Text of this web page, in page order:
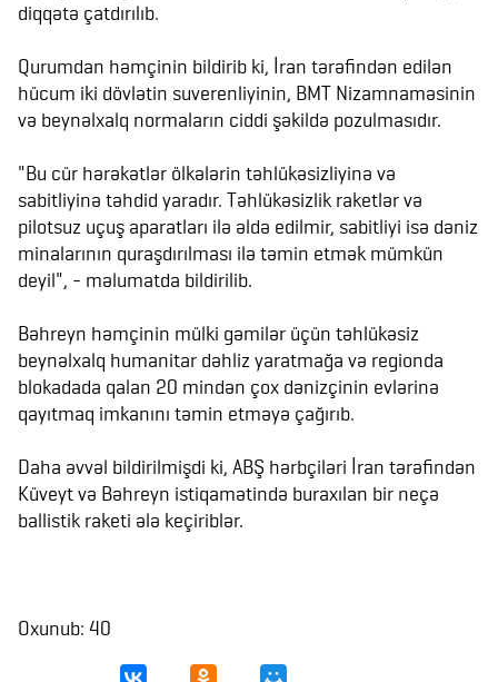
diqqətə çatdırılıb.
Qurumdan həmçinin bildirib ki, İran tərəfindən edilən
hücum iki dövlətin suverenliyinin, BMT Nizamnaməsinin
və beynəlxalq normaların ciddi şəkildə pozulmasıdır.
"Bu cür hərəkətlər ölkələrin təhlükəsizliyinə və
sabitliyinə təhdid yaradır. Təhlükəsizlik raketlər və
pilotsuz uçuş aparatları ilə əldə edilmir, sabitliyi isə dəniz
minalarının quraşdırılması ilə təmin etmək mümkün
deyil", - məlumatda bildirilib.
Bəhreyn həmçinin mülki gəmilər üçün təhlükəsiz
beynəlxalq humanitar dəhliz yaratmağa və regionda
blokadada qalan 20 mindən çox dənizçinin evlərinə
qayıtmaq imkanını təmin etməyə çağırıb.
Daha əvvəl bildirilmişdi ki, ABŞ hərbçiləri İran tərəfindən
Küveyt və Bəhreyn istiqamətində buraxılan bir neçə
ballistik raketi ələ keçiriblər.
Oxunub: 40